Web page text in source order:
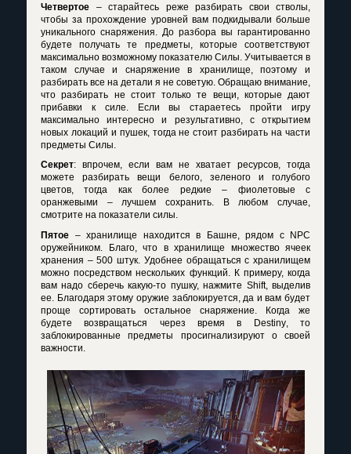
Четвертое – старайтесь реже разбирать свои стволы,
чтобы за прохождение уровней вам подкидывали больше
уникального снаряжения. До разбора вы гарантированно
будете получать те предметы, которые соответствуют
максимально возможному показателю Силы. Учитывается в
таком случае и снаряжение в хранилище, поэтому и
разбирать все на детали я не советую. Обращаю внимание,
что разбирать не стоит только те вещи, которые дают
прибавки к силе. Если вы стараетесь пройти игру
максимально интересно и результативно, с открытием
новых локаций и пушек, тогда не стоит разбирать на части
предметы Силы.
Секрет: впрочем, если вам не хватает ресурсов, тогда
можете разбирать вещи белого, зеленого и голубого
цветов, тогда как более редкие – фиолетовые с
оранжевыми – лучшем сохранить. В любом случае,
смотрите на показатели силы.
Пятое – хранилище находится в Башне, рядом с
NPC
оружейником. Благо, что в хранилище множество ячеек
хранения – 500 штук. Удобнее обращаться с хранилищем
можно посредством нескольких функций. К примеру, когда
вам надо сберечь какую-то пушку, нажмите Shift, выделив
ее. Благодаря этому оружие заблокируется, да и вам будет
проще сортировать остальное снаряжение. Когда же
будете возвращаться через время в
Destiny, то
заблокированные предметы просигнализируют о своей
важности.